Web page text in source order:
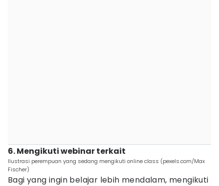
6. Mengikuti webinar terkait
Ilustrasi perempuan yang sedang mengikuti online class (pexels.com/Max
Fischer)
Bagi yang ingin belajar lebih mendalam, mengikuti